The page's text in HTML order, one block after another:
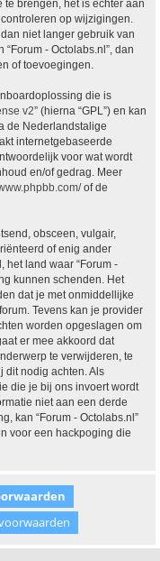
brengen, het is echter aan
op wijzigingen.
niet langer gebruik van
“Forum - Octolabs.nl”, dan
of toevoegingen.
die is
v2” (hierna “GPL”) en kan
de Nederlandstalige
internetgebaseerde
voor wat wordt
en/of gedrag. Meer
of de
obsceen, vulgair,
of enig ander
het land waar “Forum -
kunnen schenden. Het
dat je met onmiddellijke
Tevens kan je provider
worden opgeslagen om
er mee akkoord dat
te verwijderen, te
dit nodig achten. Als
die je bij ons invoert wordt
niet aan een derde
kan “Forum - Octolabs.nl”
voor een hackpoging die